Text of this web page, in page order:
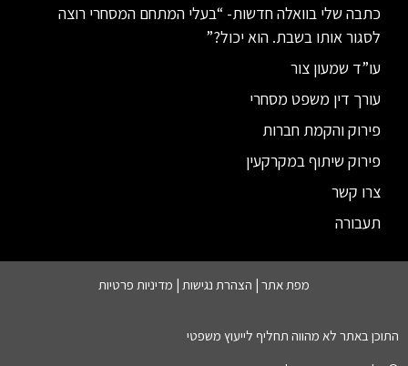
כתבה שלי בוואלה חדשות- “בעלי המתחם המסחרי רוצה
לסגור אותו בשבת. הוא יכול?”
עו”ד שמעון צור
עורך דין משפט מסחרי
פירוק והקמת חברות
פירוק שיתוף במקרקעין
צרו קשר
תעבורה
מפת אתר | הצהרת נגישות | מדיניות פרטיות
התוכן באתר לא מהווה תחליף לייעוץ משפטי